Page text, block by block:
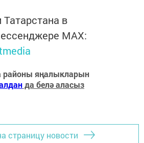
Татарстана в
MАХ:
районы яңалыкларын
да белә аласыз
страницу новости